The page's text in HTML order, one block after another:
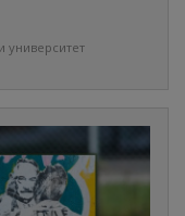
университет